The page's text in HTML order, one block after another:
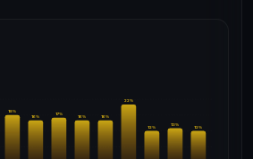
18%
16%
17%
16% 16%
22%
12%
13%
12%